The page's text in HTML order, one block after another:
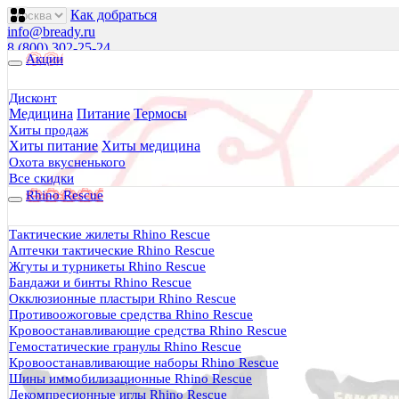
Как добраться
info@bready.ru
8 (800) 302-25-24
Пн 0900- 18
Будь Готов
Магазин походного снаряжения
все для туризма, охоты, рыбалки
Каталог
Акции
Дисконт
Медицина Питание Термосы
Хиты продаж
Хиты питание Хиты медицина
Охота вкусненького
Все скидки
Rhino Rescue
Тактические жилеты Rhino Rescue
Аптечки тактические Rhino Rescue
Жгуты и турникеты Rhino Rescue
Бандажи и бинты Rhino Rescue
Окклюзионные пластыри Rhino Rescue
Противоожоговые средства Rhino Rescue
Кровоостанавливающие средства Rhino Rescue
Гемостатические гранулы Rhino Rescue
Кровоостанавливающие наборы Rhino Rescue
Шины иммобилизационные Rhino Rescue
Декомпресионные иглы Rhino Rescue
0 руб.
0
0
Тактическая медицина
Еда в дорогу